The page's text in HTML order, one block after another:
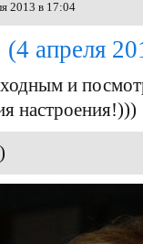
2013 в 17:04
(4 апреля
и
настроения!)))